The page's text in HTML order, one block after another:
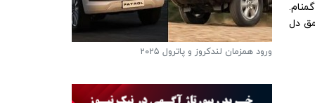
دل
فرار از گرمای تابستان به آغوش خنک و بکرترین